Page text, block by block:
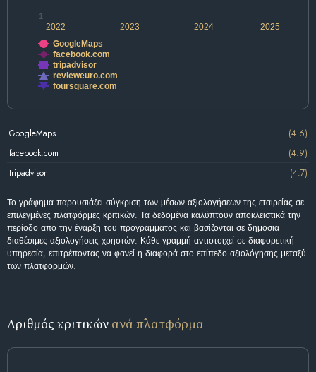
2022 2024
2023 2025
1
GoogleMaps
facebook.com
tripadvisor
revieweuro.com
foursquare.com
GoogleMaps
(4.6)
facebook.com
(4.9)
tripadvisor
(4.7)
Το γράφημα παρουσιάζει σύγκριση των μέσων αξιολογήσεων της εταιρείας σε
επιλεγμένες πλατφόρμες κριτικών. Τα δεδομένα καλύπτουν αποκλειστικά την
περίοδο από την έναρξη του προγράμματος και βασίζονται σε δημόσια
διαθέσιμες αξιολογήσεις χρηστών. Κάθε γραμμή αντιστοιχεί σε διαφορετική
υπηρεσία, επιτρέποντας να φανεί η διαφορά στο επίπεδο αξιολόγησης μεταξύ
των πλατφορμών.
Αριθμός κριτικών ανά πλατφόρμα